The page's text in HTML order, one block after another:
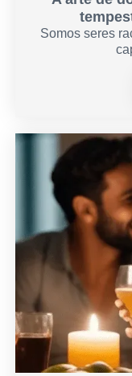
Somos seres